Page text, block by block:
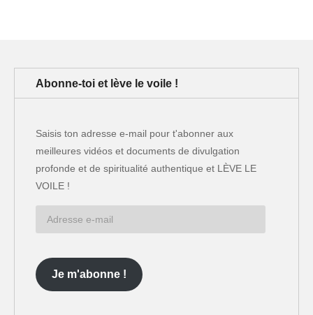
Abonne-toi et lève le voile !
Saisis ton adresse e-mail pour t'abonner aux
meilleures vidéos et documents de divulgation
profonde et de spiritualité authentique et LÈVE LE
VOILE !
Je m'abonne !